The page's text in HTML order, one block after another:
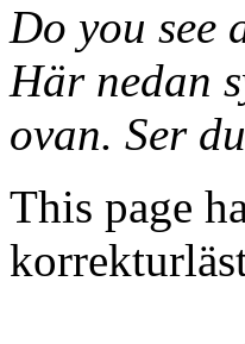
Do you see
Här nedan
ovan. Ser
This page